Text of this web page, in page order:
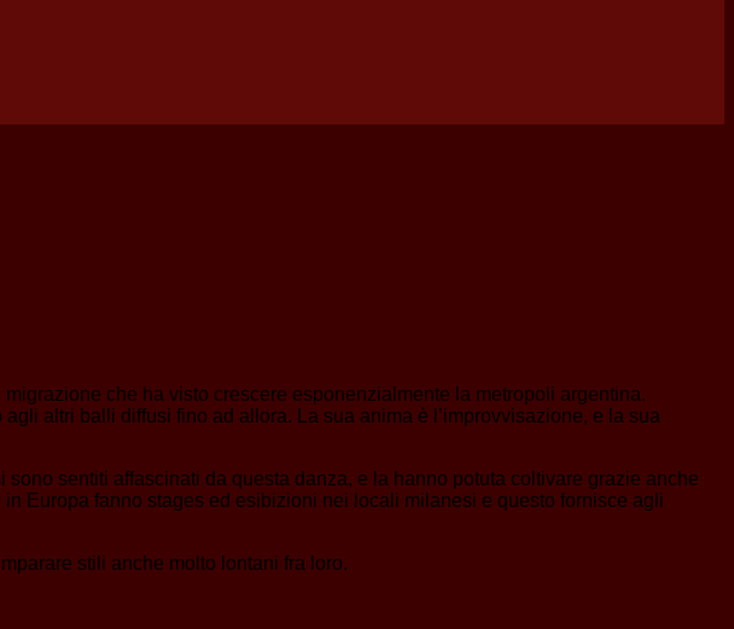
che ha visto crescere esponenzialmente la metropoli argentina.
altri balli diffusi fino ad allora. La sua anima è l’improvvisazione, e la sua
sentiti affascinati da questa danza, e la hanno potuta coltivare grazie anche
Europa fanno stages ed esibizioni nei locali milanesi e questo fornisce agli
stili anche molto lontani fra loro.